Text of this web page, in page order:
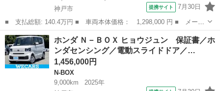
神戸市
提携サイト 7月30日
■ 支払総額: 140.4万円 ■ 車両本体価格： 1,298,000 円 ■ メーカ
ー名： ホンダ ■ 車種名： Ｎ－ＢＯＸ ■ グレード名： Ｇ・Ｌ
ターボホンダセンシング １年保証 純正ナビ ＥＴＣ バックカメ
ラ 両側...
兵庫 神戸市 N-BOX
ホンダ Ｎ－ＢＯＸ ヒョウジュン 保証書／ホ
ンダセンシング／電動スライドドア／…
1,456,000円
N-BOX
9,000km
2025年